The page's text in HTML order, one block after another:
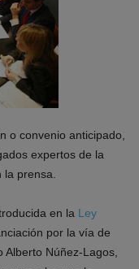
o convenio anticipado,
expertos de la
prensa.
en la Ley
por la vía de
Núñez-Lagos,